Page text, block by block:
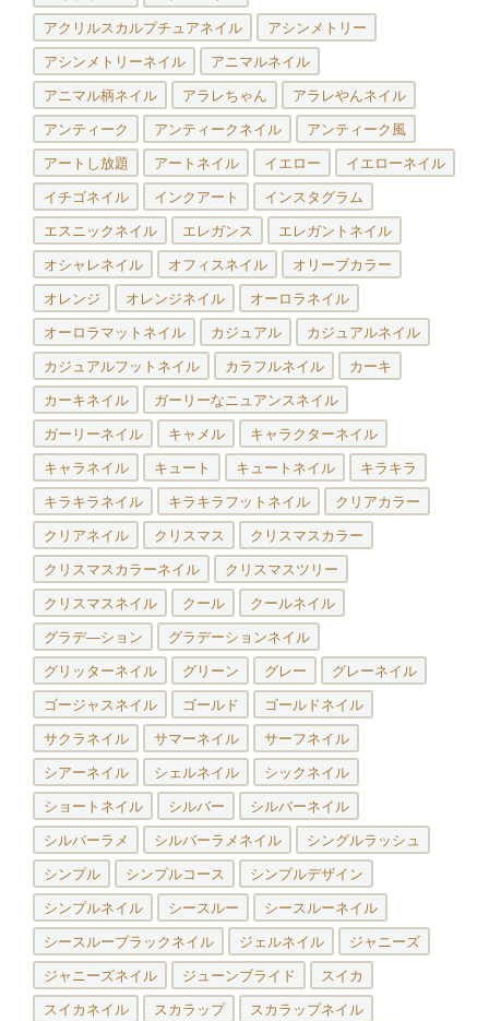
アクリルスカルプチュアネイル アシンメトリー
アシンメトリーネイル アニマルネイル
アニマル柄ネイル アラレちゃん アラレやんネイル
アンティーク アンティークネイル アンティーク風
アートし放題 アートネイル イエロー イエローネイル
イチゴネイル インクアート インスタグラム
エスニックネイル エレガンス エレガントネイル
オシャレネイル オフィスネイル オリーブカラー
オレンジ オレンジネイル オーロラネイル
オーロラマットネイル カジュアル カジュアルネイル
カジュアルフットネイル カラフルネイル カーキ
カーキネイル ガーリーなニュアンスネイル
ガーリーネイル キャメル キャラクターネイル
キャラネイル キュート キュートネイル キラキラ
キラキラネイル キラキラフットネイル クリアカラー
クリアネイル クリスマス クリスマスカラー
クリスマスカラーネイル クリスマスツリー
クリスマスネイル クール クールネイル
グラデ―ション グラデーションネイル
グリッターネイル グリーン グレー グレーネイル
ゴージャスネイル ゴールド ゴールドネイル
サクラネイル サマーネイル サーフネイル
シアーネイル シェルネイル シックネイル
ショートネイル シルバー シルバーネイル
シルバーラメ シルバーラメネイル シングルラッシュ
シンプル シンプルコース シンプルデザイン
シンプルネイル シースルー シースルーネイル
シースルーブラックネイル ジェルネイル ジャニーズ
ジャニーズネイル ジューンブライド スイカ
スイカネイル スカラップ スカラップネイル